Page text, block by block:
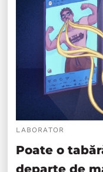
LABORATOR
Poate o